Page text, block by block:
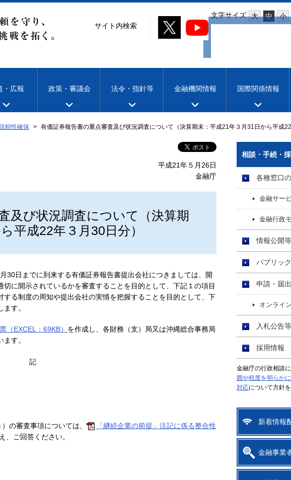
文字サイズ 大 中 小
Machine translation
サイト内検索
・広報 政策・審議会 法令・指針等 金融機関情報 国際関係情報
頼性確保 有価証券報告書の重点審査及び状況調査について（決算期末：平成21年３月31日から平成22
平成21年５月26日
金融庁
及び状況調査について（決算期
平成22年３月30日分）
30日までに到来する有価証券報告書提出会社につきましては、開
に開示されているかを審査することを目的として、下記１の項目
る制度の周知や提出会社の実情を把握することを目的として、下
す。
（EXCEL：69KB） を作成し、各財務（支）局又は沖縄総合事務局
す。
記
の審査事項については、
「継続企業の前提」注記に係る整合性
、ご回答ください。
相談・手続・
各種窓口
金融サー
金融行政
情報公開等
パブリッ
申請・届
オンライ
入札公告等
採用情報
金融庁の行政相談に
囲や程度を明らか
対応について方針
新着情報
金融事業